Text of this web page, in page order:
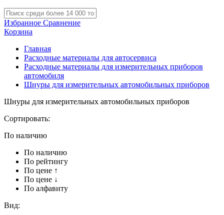
Избранное Сравнение
Корзина
Главная
Расходные материалы для автосервиса
Расходные материалы для измерительных приборов
автомобиля
Шнуры для измерительных автомобильных приборов
Шнуры для измерительных автомобильных приборов
Сортировать:
По наличию
По наличию
По рейтингу
По цене ↑
По цене ↓
По алфавиту
Вид: